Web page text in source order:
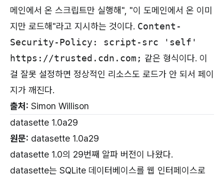
메인에서 온 스크립트만 실행해", "이 도메인에서 온 이미
지만 로드해"라고 지시하는 것이다. Content-
Security-Policy: script-src 'self'
https://trusted.cdn.com; 같은 형식이다. 이
걸 잘못 설정하면 정상적인 리소스도 로드가 안 되서 페이
지가 깨진다.
출처: Simon Willison
datasette 1.0a29
원문: datasette 1.0a29
datasette 1.0의 29번째 알파 버전이 나왔다.
datasette는 SQLite 데이터베이스를 웹 인터페이스로